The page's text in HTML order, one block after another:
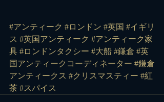
#アンティーク #ロンドン #英国 #イギリ
ス #英国アンティーク #アンティーク家
具 #ロンドンタクシー #大船 #鎌倉 #英
国アンティークコーディネーター #鎌倉
アンティークス #クリスマスティー #紅
茶 #スパイス